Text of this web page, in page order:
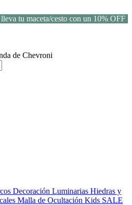
tu maceta/cesto con un 10% OFF
Decoración Luminarias Hiedras y
Malla de Ocultación Kids SALE